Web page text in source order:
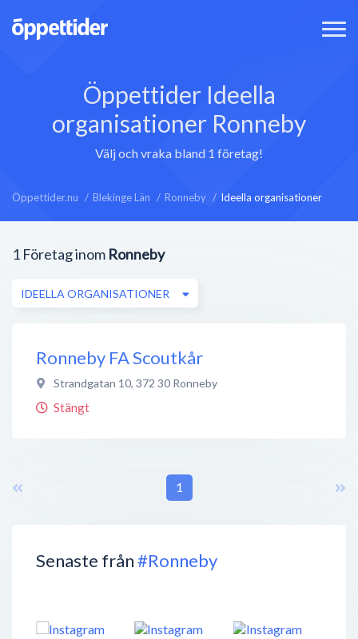
Öppettider Ideella
organisationer Ronneby
Välj och vraka bland 1 företag!
Öppettider.nu Blekinge Län Ronneby Ideella organisationer
Senaste från#Ronneby
1 Företag inom Ronneby
IDEELLA ORGANISATIONER
Ronneby FA Scoutkår
Strandgatan 10, 372 30 Ronneby
Stängt
1